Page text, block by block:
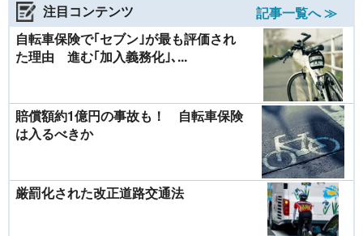
注目コンテンツ
記事一覧へ ≫
自転車保険で｢セブン｣が最も評価され
た理由 進む｢加入義務化｣､...
賠償額約1億円の事故も！ 自転車保険
は入るべきか
厳罰化された改正道路交通法